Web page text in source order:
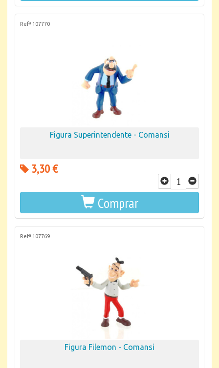
Refª 107770
Figura Superintendente - Comansi
3,30 €
Comprar
Refª 107769
Figura Filemon - Comansi